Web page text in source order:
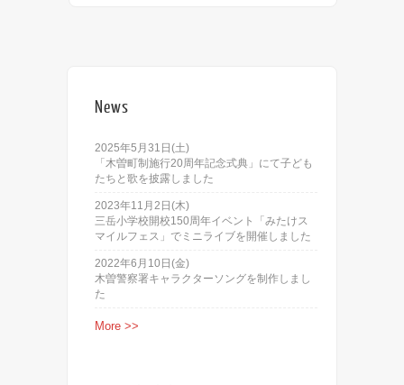
News
2025年5月31日(土)
「木曽町制施行20周年記念式典」にて子ども
たちと歌を披露しました
2023年11月2日(木)
三岳小学校開校150周年イベント「みたけス
マイルフェス」でミニライブを開催しました
2022年6月10日(金)
木曽警察署キャラクターソングを制作しまし
た
More >>